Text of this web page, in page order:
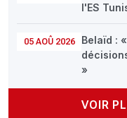
l'ES
05 AOÛ 2026
Belaïd :
»
VOIR